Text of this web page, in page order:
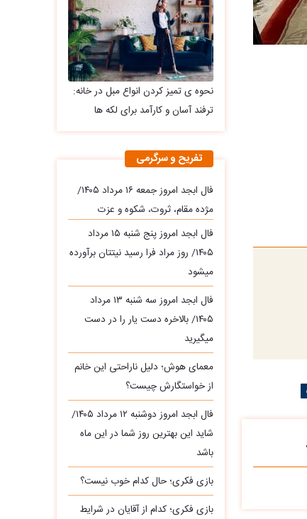
نحوه ی تمیز کردن انواع مبل در خانه:
ترفند آسان و کارآمد برای لکه ها
تفریح و سرگرمی
فال ابجد امروز جمعه ۱۶ مرداد ۱۴۰۵/
مژده مقام، ثروت، شکوه و عزت
فال ابجد امروز پنج شنبه ۱۵ مرداد
۱۴۰۵/ روز مراد فرا رسید نیتتان برآورده
میشود
فال ابجد امروز سه‌ شنبه ۱۳ مرداد
۱۴۰۵/ بالاخره دست یار را در دست
میگیرید
معمای هوش؛ دلیل ناراحتی این خانم
از خواستگارش چیست؟
فال ابجد امروز دوشنبه ۱۲ مرداد ۱۴۰۵/
شاید این بهترین روز شما در این ماه
باشد
بازی فکری؛ حال کدام خوب نیست؟
بازی فکری؛ کدام از آقایان در شرایط